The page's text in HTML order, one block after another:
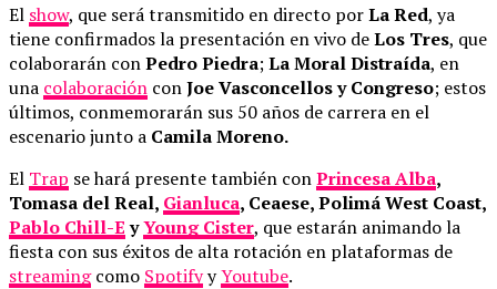
El show, que será transmitido en directo porLa Red, ya
tiene confirmados la presentación en vivo deLos Tres, que
colaborarán conPedro Piedra;La Moral Distraída, en
una colaboración conJoe Vasconcellos y Congreso; estos
últimos, conmemorarán sus 50 años de carrera en el
escenario junto a Camila Moreno.
El Trap se hará presente también conPrincesa Alba,
Tomasa del Real, Gianluca, Ceaese, Polimá West Coast,
Pablo Chill-EyYoung Cister, que estarán animando la
fiesta con sus éxitos de alta rotación en plataformas de
streamingcomo SpotifyyYoutube.